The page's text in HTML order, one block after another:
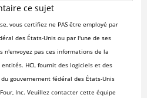
ce sujet
vous certifiez ne PAS être employé par
des États-Unis ou par l'une de ses
n'envoyez pas ces informations de la
HCL fournit des logiciels et des
gouvernement fédéral des États-Unis
Inc. Veuillez contacter cette équipe